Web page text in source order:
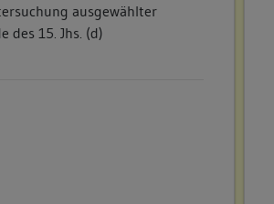
ausgewählter
des 15. Jhs. (d)